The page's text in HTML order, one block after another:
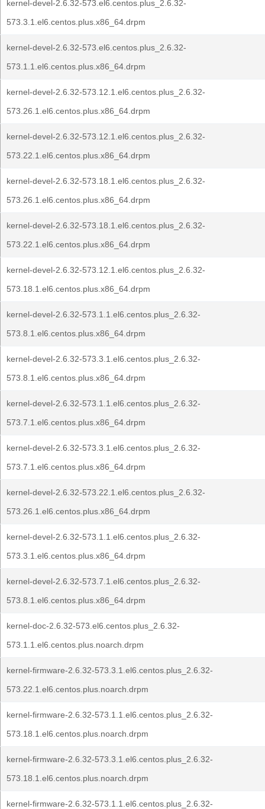
kernel-devel-2.6.32-573.el6.centos.plus_2.6.32-
573.3.1.el6.centos.plus.x86_64.drpm
kernel-devel-2.6.32-573.el6.centos.plus_2.6.32-
573.1.1.el6.centos.plus.x86_64.drpm
kernel-devel-2.6.32-573.12.1.el6.centos.plus_2.6.32-
573.26.1.el6.centos.plus.x86_64.drpm
kernel-devel-2.6.32-573.12.1.el6.centos.plus_2.6.32-
573.22.1.el6.centos.plus.x86_64.drpm
kernel-devel-2.6.32-573.18.1.el6.centos.plus_2.6.32-
573.26.1.el6.centos.plus.x86_64.drpm
kernel-devel-2.6.32-573.18.1.el6.centos.plus_2.6.32-
573.22.1.el6.centos.plus.x86_64.drpm
kernel-devel-2.6.32-573.12.1.el6.centos.plus_2.6.32-
573.18.1.el6.centos.plus.x86_64.drpm
kernel-devel-2.6.32-573.1.1.el6.centos.plus_2.6.32-
573.8.1.el6.centos.plus.x86_64.drpm
kernel-devel-2.6.32-573.3.1.el6.centos.plus_2.6.32-
573.8.1.el6.centos.plus.x86_64.drpm
kernel-devel-2.6.32-573.1.1.el6.centos.plus_2.6.32-
573.7.1.el6.centos.plus.x86_64.drpm
kernel-devel-2.6.32-573.3.1.el6.centos.plus_2.6.32-
573.7.1.el6.centos.plus.x86_64.drpm
kernel-devel-2.6.32-573.22.1.el6.centos.plus_2.6.32-
573.26.1.el6.centos.plus.x86_64.drpm
kernel-devel-2.6.32-573.1.1.el6.centos.plus_2.6.32-
573.3.1.el6.centos.plus.x86_64.drpm
kernel-devel-2.6.32-573.7.1.el6.centos.plus_2.6.32-
573.8.1.el6.centos.plus.x86_64.drpm
kernel-doc-2.6.32-573.el6.centos.plus_2.6.32-
573.1.1.el6.centos.plus.noarch.drpm
kernel-firmware-2.6.32-573.3.1.el6.centos.plus_2.6.32-
573.22.1.el6.centos.plus.noarch.drpm
kernel-firmware-2.6.32-573.1.1.el6.centos.plus_2.6.32-
573.18.1.el6.centos.plus.noarch.drpm
kernel-firmware-2.6.32-573.3.1.el6.centos.plus_2.6.32-
573.18.1.el6.centos.plus.noarch.drpm
kernel-firmware-2.6.32-573.1.1.el6.centos.plus_2.6.32-